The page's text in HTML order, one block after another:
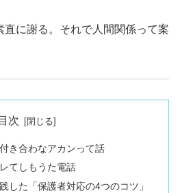
直に謝る。それで人間関係って案
目次
き合わなアカンって話
てしもうた電話
した「保護者対応の4つのコツ」